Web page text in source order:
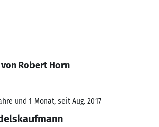
Robert Horn
und 1 Monat, seit Aug. 2017